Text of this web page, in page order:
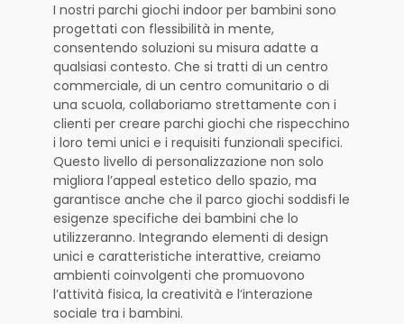
I nostri parchi giochi indoor per bambini sono
progettati con flessibilità in mente,
consentendo soluzioni su misura adatte a
qualsiasi contesto. Che si tratti di un centro
commerciale, di un centro comunitario o di
una scuola, collaboriamo strettamente con i
clienti per creare parchi giochi che rispecchino
i loro temi unici e i requisiti funzionali specifici.
Questo livello di personalizzazione non solo
migliora l’appeal estetico dello spazio, ma
garantisce anche che il parco giochi soddisfi le
esigenze specifiche dei bambini che lo
utilizzeranno. Integrando elementi di design
unici e caratteristiche interattive, creiamo
ambienti coinvolgenti che promuovono
l’attività fisica, la creatività e l’interazione
sociale tra i bambini.